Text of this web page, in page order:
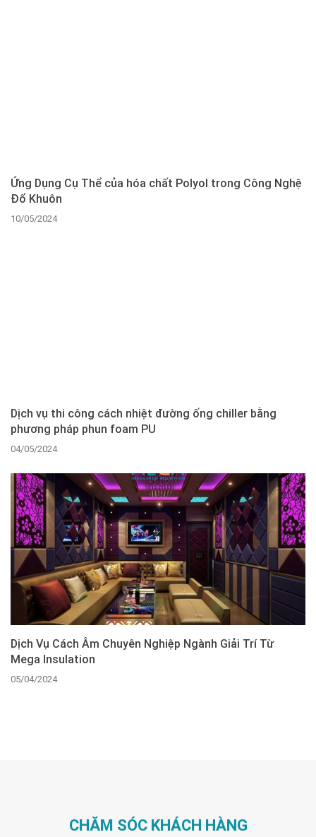
Ứng Dụng Cụ Thể của hóa chất Polyol trong Công Nghệ
Đổ Khuôn
10/05/2024
Dịch vụ thi công cách nhiệt đường ống chiller bằng
phương pháp phun foam PU
04/05/2024
Dịch Vụ Cách Âm Chuyên Nghiệp Ngành Giải Trí Từ
Mega Insulation
05/04/2024
CHĂM SÓC KHÁCH HÀNG